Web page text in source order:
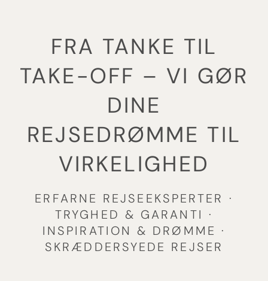
FRA TANKE TIL
TAKE-OFF – VI GØR
DINE
REJSEDRØMME TIL
VIRKELIGHED
ERFARNE REJSEEKSPERTER ·
TRYGHED & GARANTI ·
INSPIRATION & DRØMME ·
SKRÆDDERSYEDE REJSER